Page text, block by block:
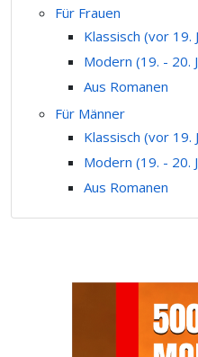
Für Frauen
Klassisch (vor 19.
Modern (19. - 20.
Aus Romanen
Für Männer
Klassisch (vor 19.
Modern (19. - 20.
Aus Romanen